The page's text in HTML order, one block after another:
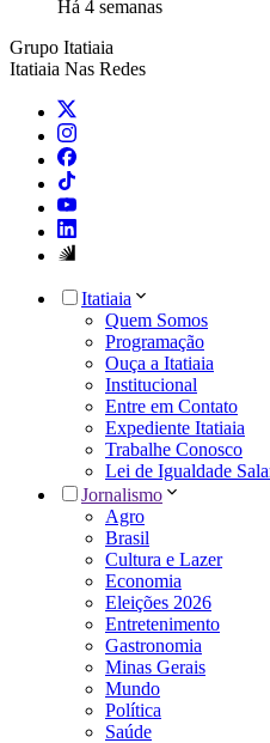
Há 4 semanas
Grupo Itatiaia
Itatiaia Nas Redes
Itatiaia
Quem Somos
Programação
Ouça a Itatiaia
Institucional
Entre em Contato
Expediente Itatiaia
Trabalhe Conosco
Lei de Igualdade
Jornalismo
Agro
Brasil
Cultura e Lazer
Economia
Eleições 2026
Entretenimento
Gastronomia
Minas Gerais
Mundo
Política
Saúde